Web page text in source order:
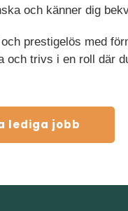
och känner dig
prestigelös med
trivs i en roll där
lediga jobb